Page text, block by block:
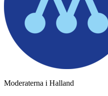
Moderaterna i Halland